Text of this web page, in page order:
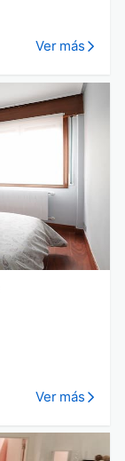
Ver más
Ver más